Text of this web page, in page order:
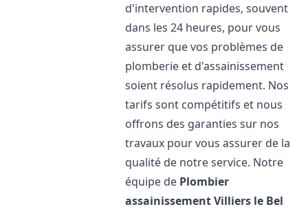
d'intervention rapides, souvent
dans les 24 heures, pour vous
assurer que vos problèmes de
plomberie et d'assainissement
soient résolus rapidement. Nos
tarifs sont compétitifs et nous
offrons des garanties sur nos
travaux pour vous assurer de la
qualité de notre service. Notre
équipe de Plombier
assainissementVilliers le Bel